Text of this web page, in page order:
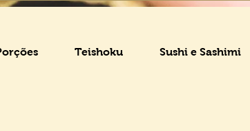
Teishoku Sushi e Sashimi